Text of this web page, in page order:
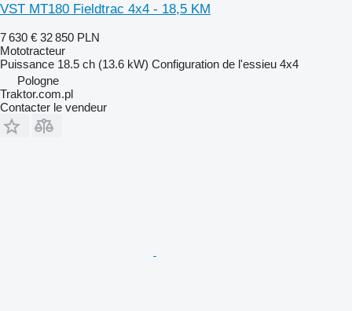
VST MT180 Fieldtrac 4x4 - 18,5 KM
7 630 € 32 850 PLN
Mototracteur
Puissance 18.5 ch (13.6 kW) Configuration de l'essieu 4x4
Pologne
Traktor.com.pl
Contacter le vendeur